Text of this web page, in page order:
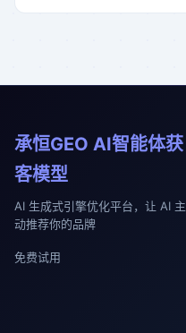
承恒GEO AI智能体获
客模型
AI 生成式引擎优化平台，让 AI 主
动推荐你的品牌
免费试用